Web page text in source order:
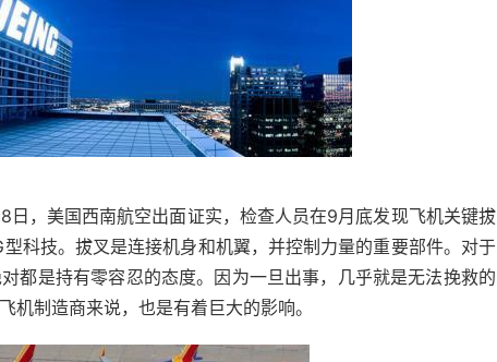
，美国西南航空出面证实，检查人员在9月底发现飞机关键拔
科技。拔叉是连接机身和机翼，并控制力量的重要部件。对于
都是持有零容忍的态度。因为一旦出事，几乎就是无法挽救的
机制造商来说，也是有着巨大的影响。